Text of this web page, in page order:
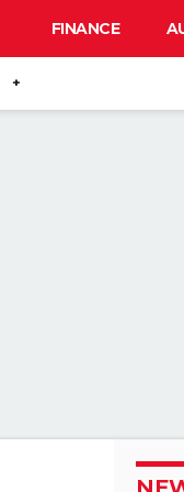
FINANCE
+